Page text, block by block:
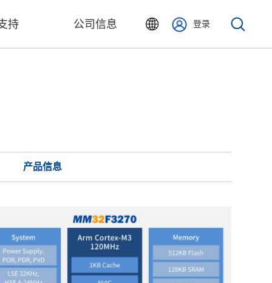
持 公司信息 登录
产品信息